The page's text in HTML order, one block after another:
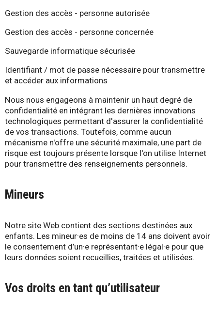
Gestion des accès - personne autorisée
Gestion des accès - personne concernée
Sauvegarde informatique sécurisée
Identifiant / mot de passe nécessaire pour transmettre
et accéder aux informations
Nous nous engageons à maintenir un haut degré de
confidentialité en intégrant les dernières innovations
technologiques permettant d'assurer la confidentialité
de vos transactions. Toutefois, comme aucun
mécanisme n'offre une sécurité maximale, une part de
risque est toujours présente lorsque l'on utilise Internet
pour transmettre des renseignements personnels.
Mineurs
Notre site Web contient des sections destinées aux
enfants. Les mineur·es de moins de 14 ans doivent avoir
le consentement d’un·e représentant·e légal·e pour que
leurs données soient recueillies, traitées et utilisées.
Vos droits en tant qu’utilisateur